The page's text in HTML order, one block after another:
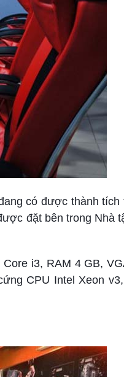
có được thành tích
đặt bên trong Nhà
i3, RAM 4 GB,
CPU Intel Xeon